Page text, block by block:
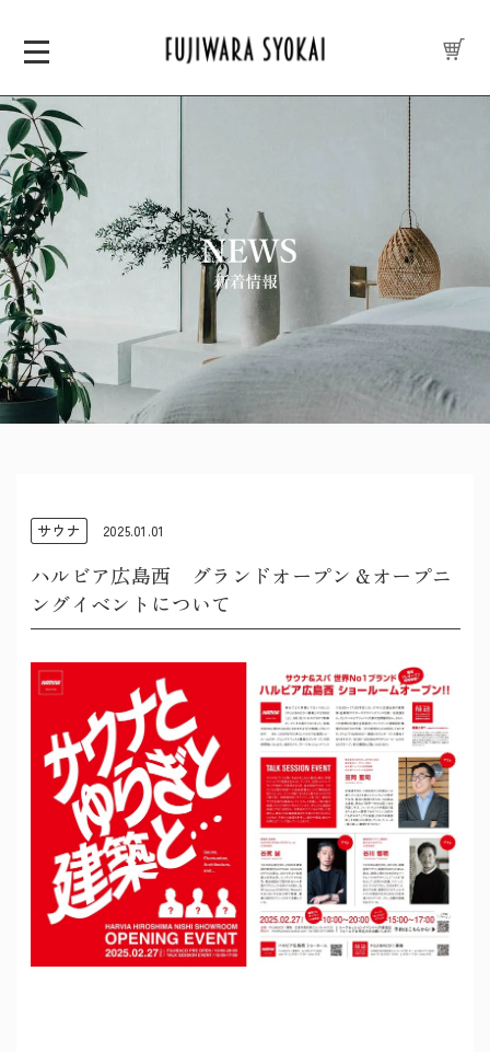
サウナ 2025.01.01
ハルビア広島西 グランドオープン＆オープニ
ングイベントについて